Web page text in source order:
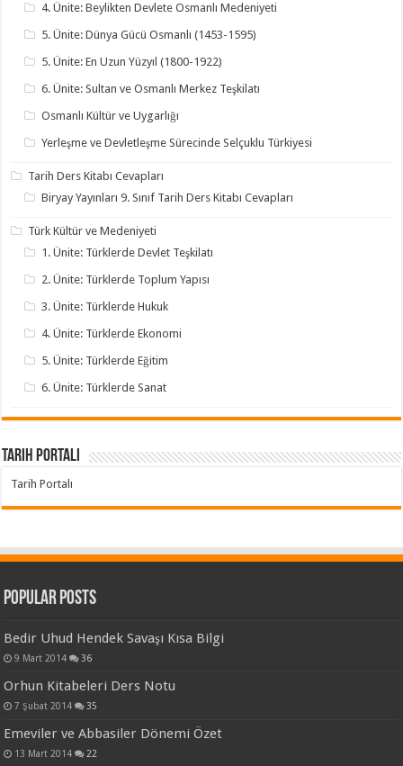
4. Ünite: Beylikten Devlete Osmanlı Medeniyeti
5. Ünite: Dünya Gücü Osmanlı (1453-1595)
5. Ünite: En Uzun Yüzyıl (1800-1922)
6. Ünite: Sultan ve Osmanlı Merkez Teşkilatı
Osmanlı Kültür ve Uygarlığı
Yerleşme ve Devletleşme Sürecinde Selçuklu Türkiyesi
Tarih Ders Kitabı Cevapları
Biryay Yayınları 9. Sınıf Tarih Ders Kitabı Cevapları
Türk Kültür ve Medeniyeti
1. Ünite: Türklerde Devlet Teşkilatı
2. Ünite: Türklerde Toplum Yapısı
3. Ünite: Türklerde Hukuk
4. Ünite: Türklerde Ekonomi
5. Ünite: Türklerde Eğitim
6. Ünite: Türklerde Sanat
Tarih Portalı
Tarih Portalı
Popular Posts
Bedir Uhud Hendek Savaşı Kısa Bilgi
9 Mart 2014 36
Orhun Kitabeleri Ders Notu
7 Şubat 2014 35
Emeviler ve Abbasiler Dönemi Özet
13 Mart 2014 22